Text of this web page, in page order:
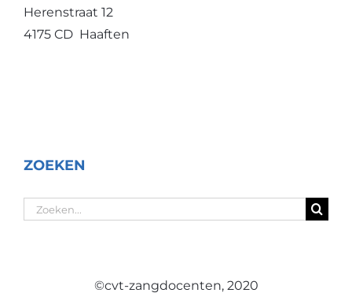
Herenstraat 12
4175 CD Haaften
ZOEKEN
Zoeken
©cvt-zangdocenten, 2020